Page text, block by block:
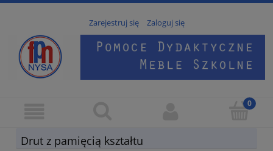
Zarejestruj się Zaloguj się
Drut z pamięcią kształtu